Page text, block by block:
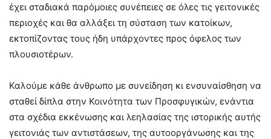
έχει σταδιακά παρόμοιες συνέπειες σε όλες τις γειτονικές
περιοχές και θα αλλάξει τη σύσταση των κατοίκων,
εκτοπίζοντας τους ήδη υπάρχοντες προς όφελος των
πλουσιοτέρων.
Καλούμε κάθε άνθρωπο με συνείδηση κι ενσυναίσθηση να
σταθεί δίπλα στην Κοινότητα των Προσφυγικών, ενάντια
στα σχέδια εκκένωσης και λεηλασίας της ιστορικής αυτής
γειτονιάς των αντιστάσεων, της αυτοοργάνωσης και της